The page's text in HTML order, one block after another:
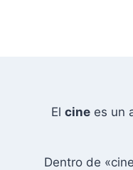
El cinees un
Dentro de